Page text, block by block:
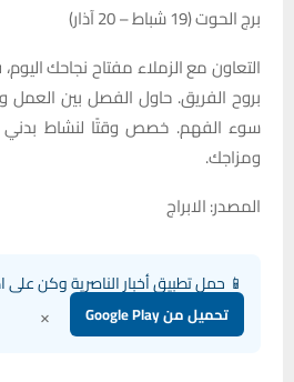
برج الحوت (19 شباط – 20 آذار)
التعاون مع الزملاء مفتاح نجاحك
بروح الفريق. حاول الفصل بين العمل
سوء الفهم. خصص وقتًا لنشاط
ومزاجك.
المصدر: الابراج
📱 حمل تطبيق أخبار الناصرية وكن على
تحميل من Google Play ×